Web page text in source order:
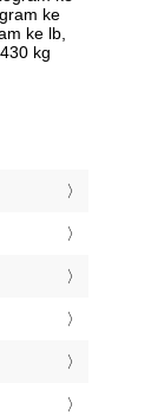
ke
ke lb,
kg